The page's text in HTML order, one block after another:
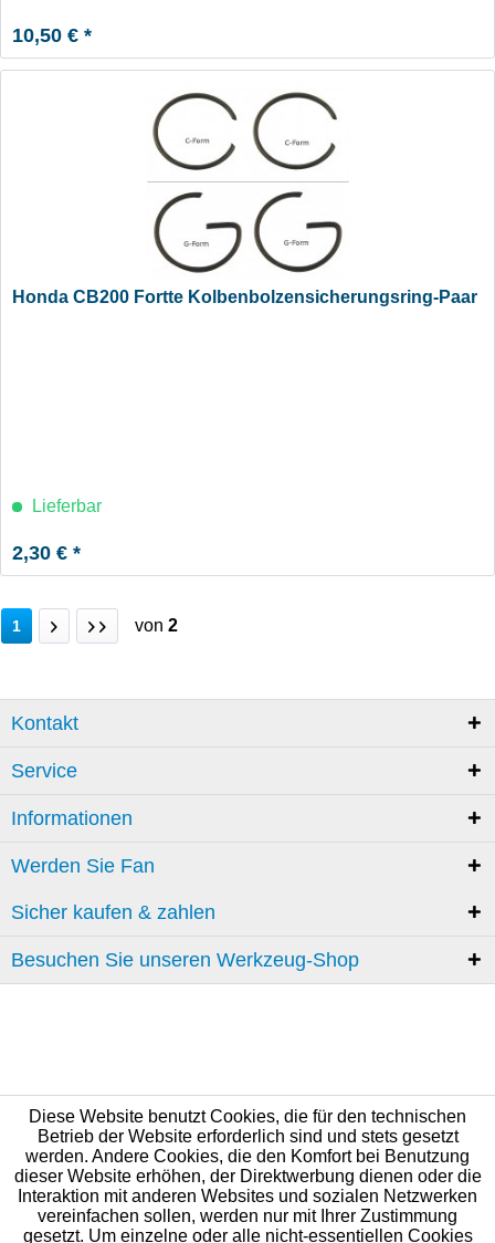
10,50 € *
Honda CB200 Fortte Kolbenbolzensicherungsring-Paar
Lieferbar
2,30 € *
1 von 2
Kontakt
Service
Informationen
Werden Sie Fan
Sicher kaufen & zahlen
Besuchen Sie unseren Werkzeug-Shop
Diese Website benutzt Cookies, die für den technischen
Betrieb der Website erforderlich sind und stets gesetzt
werden. Andere Cookies, die den Komfort bei Benutzung
dieser Website erhöhen, der Direktwerbung dienen oder die
Interaktion mit anderen Websites und sozialen Netzwerken
vereinfachen sollen, werden nur mit Ihrer Zustimmung
gesetzt. Um einzelne oder alle nicht-essentiellen Cookies